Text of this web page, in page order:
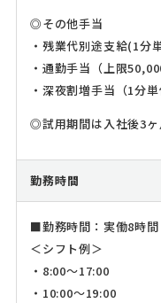
◎その他手当
・残業代別途支給(1分
・通勤手当（上限
・深夜割増手当（1分単
◎試用期間は入社後3ヶ
勤務時間
■勤務時間：実働8時
＜シフト例＞
・8:00～17:00
・10:00～19:00